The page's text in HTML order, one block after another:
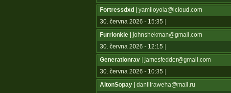
Fortressdxd | yamiloyola@icloud.com
30. června 2026 - 15:35 |
Furrionkle | johnshekman@gmail.com
30. června 2026 - 12:15 |
Generationrav | jamesfedder@gmail.com
30. června 2026 - 10:35 |
AltonSopay | daniilraweha@mail.ru